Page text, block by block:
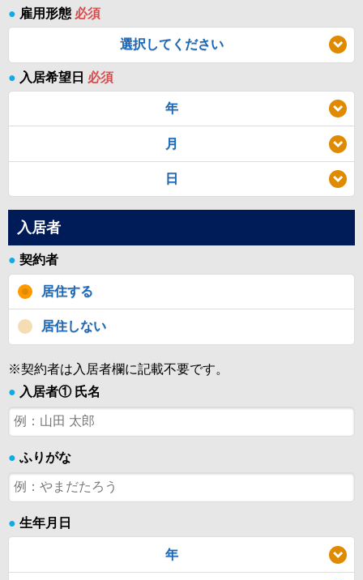
● 雇用形態 必須
選択してください
● 入居希望日 必須
年
月
日
入居者
● 契約者
居住する
居住しない
※契約者は入居者欄に記載不要です。
● 入居者① 氏名
● ふりがな
● 生年月日
年